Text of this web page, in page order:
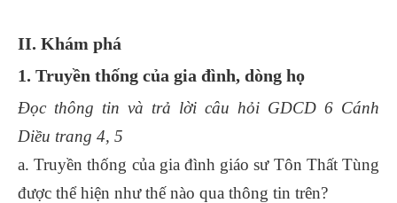
II. Khám phá
1. Truyền thống của gia đình, dòng họ
Đọc thông tin và trả lời câu hỏi GDCD 6 Cánh
Diều trang 4, 5
a. Truyền thống của gia đình giáo sư Tôn Thất Tùng
được thể hiện như thế nào qua thông tin trên?